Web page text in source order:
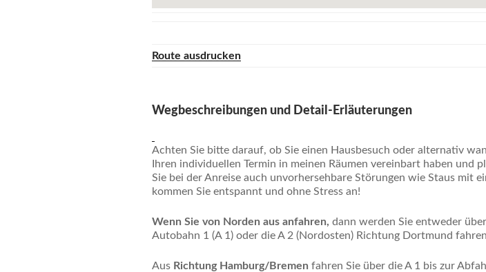
Route ausdrucken
Wegbeschreibungen und Detail-Erläuterungen
Achten Sie bitte darauf, ob Sie einen Hausbesuch oder alternativ
Ihren individuellen Termin in meinen Räumen vereinbart haben und
Sie bei der Anreise auch unvorhersehbare Störungen wie Staus mit
kommen Sie entspannt und ohne Stress an!
Wenn Sie von Norden aus anfahren, dann werden Sie entweder
Autobahn 1 (A 1) oder die A 2 (Nordosten) Richtung Dortmund
Aus Richtung Hamburg/Bremen fahren Sie über die A 1 bis zur